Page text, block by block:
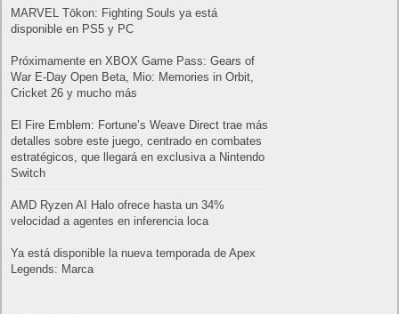
MARVEL Tōkon: Fighting Souls ya está
disponible en PS5 y PC
Próximamente en XBOX Game Pass: Gears of
War E-Day Open Beta, Mio: Memories in Orbit,
Cricket 26 y mucho más
El Fire Emblem: Fortune’s Weave Direct trae más
detalles sobre este juego, centrado en combates
estratégicos, que llegará en exclusiva a Nintendo
Switch
AMD Ryzen AI Halo ofrece hasta un 34%
velocidad a agentes en inferencia loca
Ya está disponible la nueva temporada de Apex
Legends: Marca